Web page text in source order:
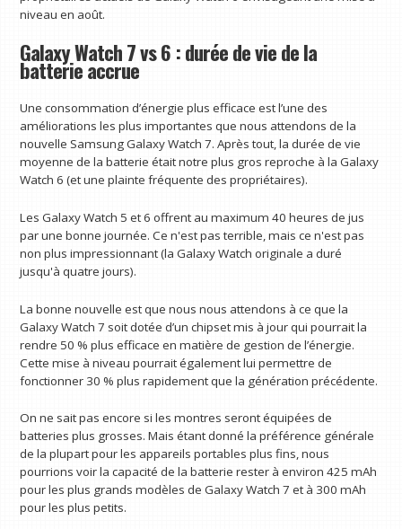
niveau en août.
Galaxy Watch 7 vs 6 : durée de vie de la
batterie accrue
Une consommation d’énergie plus efficace est l’une des
améliorations les plus importantes que nous attendons de la
nouvelle Samsung Galaxy Watch 7. Après tout, la durée de vie
moyenne de la batterie était notre plus gros reproche à la Galaxy
Watch 6 (et une plainte fréquente des propriétaires).
Les Galaxy Watch 5 et 6 offrent au maximum 40 heures de jus
par une bonne journée. Ce n'est pas terrible, mais ce n'est pas
non plus impressionnant (la Galaxy Watch originale a duré
jusqu'à quatre jours).
La bonne nouvelle est que nous nous attendons à ce que la
Galaxy Watch 7 soit dotée d’un chipset mis à jour qui pourrait la
rendre 50 % plus efficace en matière de gestion de l’énergie.
Cette mise à niveau pourrait également lui permettre de
fonctionner 30 % plus rapidement que la génération précédente.
On ne sait pas encore si les montres seront équipées de
batteries plus grosses. Mais étant donné la préférence générale
de la plupart pour les appareils portables plus fins, nous
pourrions voir la capacité de la batterie rester à environ 425 mAh
pour les plus grands modèles de Galaxy Watch 7 et à 300 mAh
pour les plus petits.